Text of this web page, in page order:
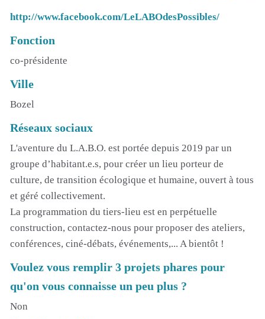
http://www.facebook.com/LeLABOdesPossibles/
Fonction
co-présidente
Ville
Bozel
Réseaux sociaux
L'aventure du L.A.B.O. est portée depuis 2019 par un
groupe d’habitant.e.s, pour créer un lieu porteur de
culture, de transition écologique et humaine, ouvert à tous
et géré collectivement.
La programmation du tiers-lieu est en perpétuelle
construction, contactez-nous pour proposer des ateliers,
conférences, ciné-débats, événements,... A bientôt !
Voulez vous remplir 3 projets phares pour
qu'on vous connaisse un peu plus ?
Non